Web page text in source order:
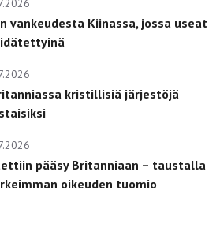
vankeudesta Kiinassa, jossa useat
kristillisiä järjestöjä
pääsy Britanniaan – taustalla
oikeuden tuomio